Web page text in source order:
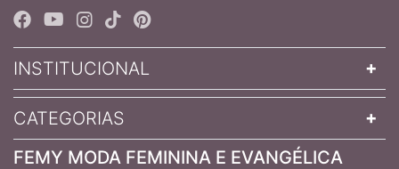
INSTITUCIONAL
CATEGORIAS
FEMY MODA FEMININA E EVANGÉLICA